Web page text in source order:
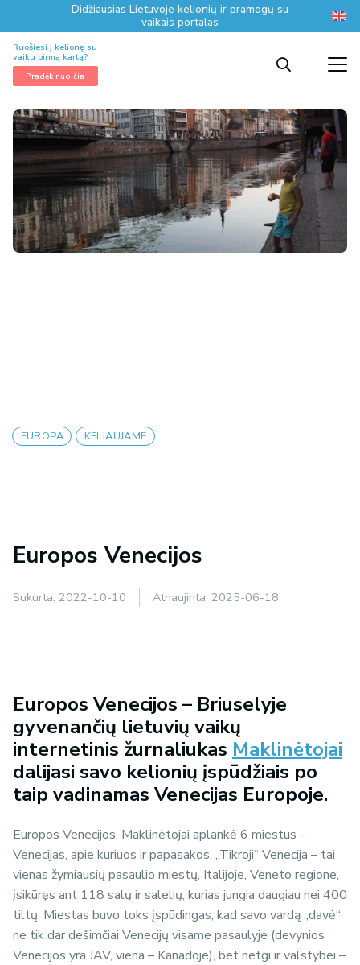
Didžiausias Lietuvoje kelionių ir pramogų su
vaikais portalas
Ruošiesi į kelionę su
vaiku pirmą kartą?
Pradėk nuo čia
EUROPA KELIAUJAME
Europos Venecijos
Sukurta: 2022-10-10 Atnaujinta: 2025-06-18
Europos Venecijos – Briuselyje
gyvenančių lietuvių vaikų
internetinis žurnaliukas Maklinėtojai
dalijasi savo kelionių įspūdžiais po
taip vadinamas Venecijas Europoje.
Europos Venecijos. Maklinėtojai aplankė 6 miestus –
Venecijas, apie kuriuos ir papasakos. „Tikroji“ Venecija – tai
vienas žymiausių pasaulio miestų, Italijoje, Veneto regione,
įsikūręs ant 118 salų ir salelių, kurias jungia daugiau nei 400
tiltų. Miestas buvo toks įspūdingas, kad savo vardą „davė“
ne tik dar dešimčiai Venecijų visame pasaulyje (devynios
Venecijos yra JAV, viena – Kanadoje), bet netgi ir valstybei –